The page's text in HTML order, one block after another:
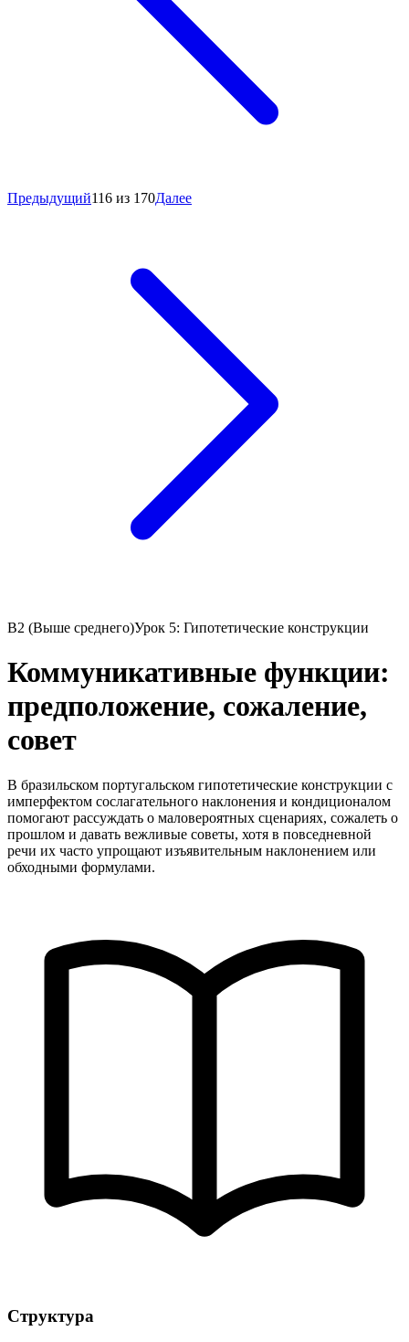
Предыдущий116 из 170Далее
B2 (Выше среднего)Урок 5: Гипотетические конструкции
Коммуникативные функции:
предположение, сожаление,
совет
В бразильском португальском гипотетические конструкции с
имперфектом сослагательного наклонения и кондиционалом
помогают рассуждать о маловероятных сценариях, сожалеть о
прошлом и давать вежливые советы, хотя в повседневной
речи их часто упрощают изъявительным наклонением или
обходными формулами.
Структура